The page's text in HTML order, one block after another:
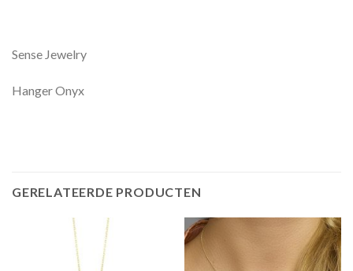
Sense Jewelry
Hanger Onyx
GERELATEERDE PRODUCTEN